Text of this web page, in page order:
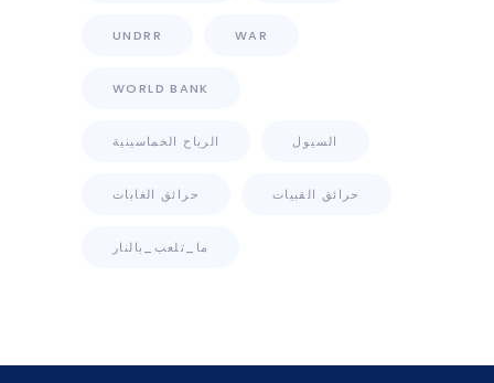
UNDRR WAR
WORLD BANK
الرياح الخماسينية السيول
حرائق الغابات حرائق القبيات
ما_تلعب_بالنار